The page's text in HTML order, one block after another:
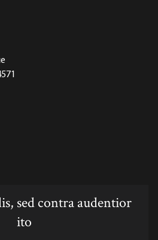
feed
sed contra audentior
ito